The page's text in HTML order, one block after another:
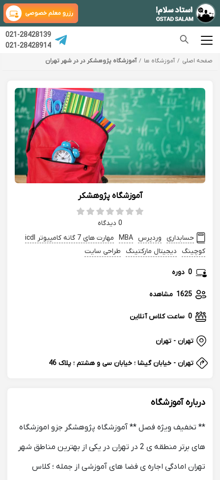
رزرو معلم خصوصی
021-28428139
021-28428914
صفحه اصلی آموزشگاه ها آموزشگاه پژوهشکر در در شهر تهران
آموزشگاه پژوهشکر
0 دیدگاه
حسابداری
وردپرس MBA مهارت های 7 گانه کامپیوتر icdl
کوچینگ
دیجیتال مارکتینگ طراحی سایت
0 دوره
1625 مشاهده
0 ساعت کلاس آنلاین
تهران - تهران
تهران - خیابان گیشا ؛ خیابان سی و هشتم ؛ پلاک 46
درباره آموزشگاه
** تخفیف ویژه فصل ** آموزشگاه پژوهشگر جزو اموزشگاه
های برتر منطقه ی 2 در تهران در یکی از بهترین مناطق شهر
تهران امادگی اجاره ی فضا های آموزشی از جمله ؛ کلاس